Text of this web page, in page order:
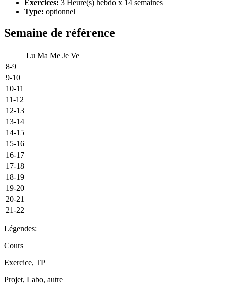
Exercices: 3 Heure(s) hebdo x 14 semaines
Type: optionnel
Semaine de référence
Lu Ma Me Je Ve
8-9
9-10
10-11
11-12
12-13
13-14
14-15
15-16
16-17
17-18
18-19
19-20
20-21
21-22
Légendes:
Cours
Exercice, TP
Projet, Labo, autre